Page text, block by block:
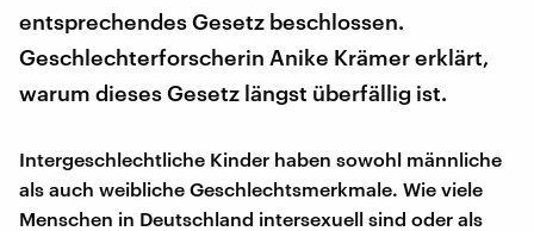
entsprechendes Gesetz beschlossen.
Geschlechterforscherin Anike Krämer erklärt,
warum dieses Gesetz längst überfällig ist.
Intergeschlechtliche Kinder haben sowohl männliche
als auch weibliche Geschlechtsmerkmale. Wie viele
Menschen in Deutschland intersexuell sind oder als